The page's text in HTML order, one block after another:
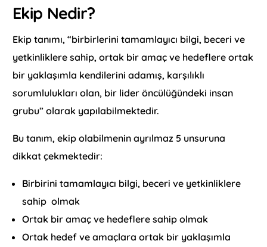
Ekip Nedir?
Ekip tanımı, “birbirlerini tamamlayıcı bilgi, beceri ve
yetkinliklere sahip, ortak bir amaç ve hedeflere ortak
bir yaklaşımla kendilerini adamış, karşılıklı
sorumlulukları olan, bir lider öncülüğündeki insan
grubu” olarak yapılabilmektedir.
Bu tanım, ekip olabilmenin ayrılmaz 5 unsuruna
dikkat çekmektedir:
Birbirini tamamlayıcı bilgi, beceri ve yetkinliklere
sahip olmak
Ortak bir amaç ve hedeflere sahip olmak
Ortak hedef ve amaçlara ortak bir yaklaşımla